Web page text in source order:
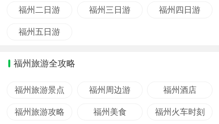
福州二日游 福州三日游 福州四日游
福州五日游
福州旅游全攻略
福州旅游景点 福州周边游 福州酒店
福州旅游攻略 福州美食 福州火车时刻